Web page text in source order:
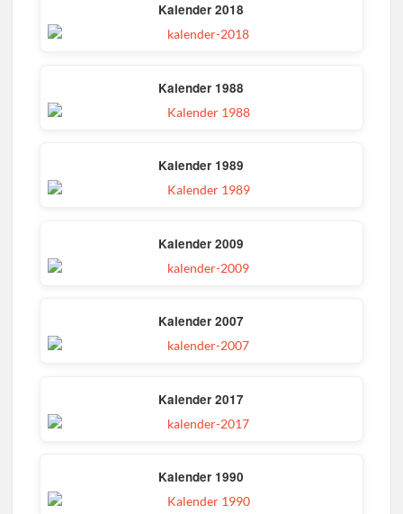
Kalender 2018
Kalender 1988
Kalender 1989
Kalender 2009
Kalender 2007
Kalender 2017
Kalender 1990